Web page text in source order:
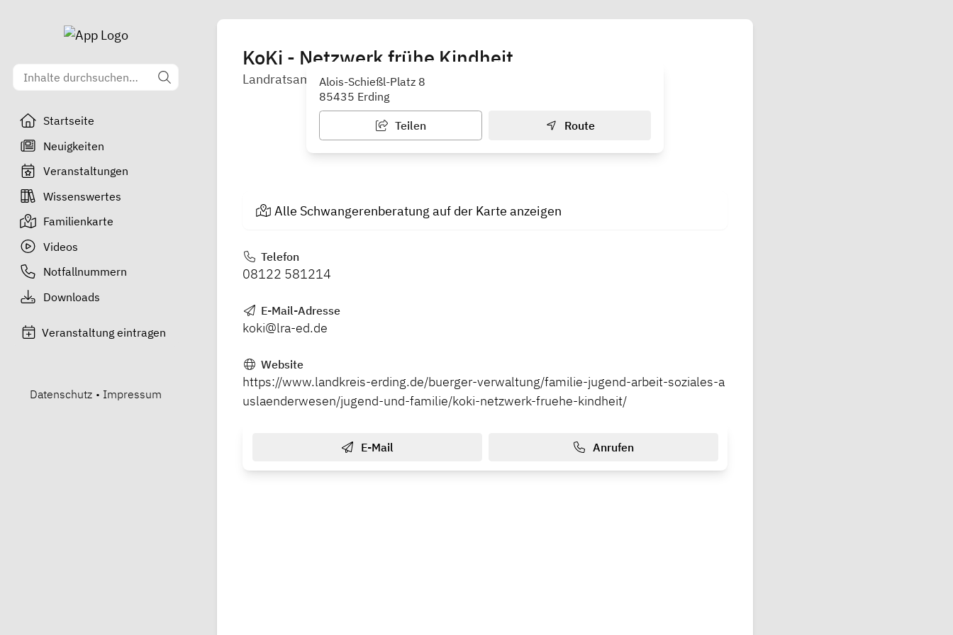
Startseite
Neuigkeiten
Veranstaltungen
Wissenswertes
Familienkarte
Videos
Notfallnummern
Downloads
Veranstaltung eintragen
Datenschutz • Impressum
KoKi - Netzwerk frühe Kindheit
Landratsamt ErdingAlois-Schießl-Platz 8
85435 Erding
Teilen Route
Alle Schwangerenberatung auf der Karte anzeigen
Telefon
08122 581214
E-Mail-Adresse
koki@lra-ed.de
Website
https://www.landkreis-erding.de/buerger-verwaltung/familie-jugend-arbeit-soziales-a
uslaenderwesen/jugend-und-familie/koki-netzwerk-fruehe-kindheit/
E-Mail Anrufen